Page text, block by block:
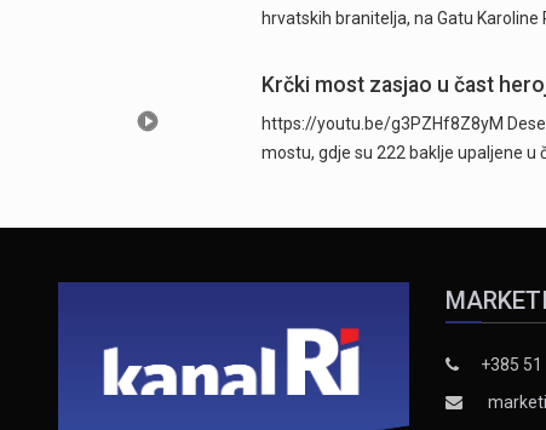
hrvatskih branitelja, na Gatu Karoline
Krčki most zasjao u čast
https://youtu.be/g3PZHf8Z8yM
mostu, gdje su 222 baklje upaljene u
+385